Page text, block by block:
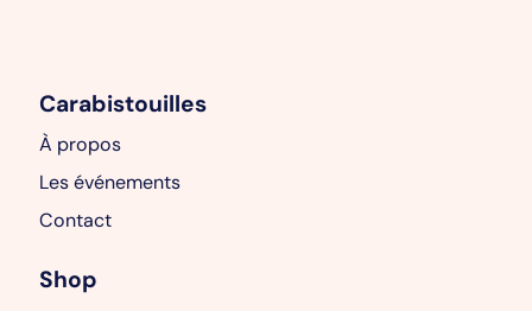
Carabistouilles
À propos
Les événements
Contact
Shop